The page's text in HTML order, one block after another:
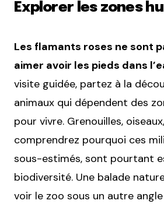
Explorer les zones
Les flamants roses ne sont
aimer avoir les pieds dans
visite guidée, partez à la
animaux qui dépendent des
pour vivre. Grenouilles,
comprendrez pourquoi ces
sous-estimés, sont pourtant
biodiversité. Une balade
voir le zoo sous un autre